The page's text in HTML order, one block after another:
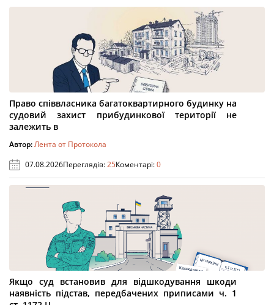
Право співвласника багатоквартирного будинку на
судовий захист прибудинкової території не
залежить в
Автор:Лента от Протокола
07.08.2026Переглядів:25Коментарі:0
Якщо суд встановив для відшкодування шкоди
наявність підстав, передбачених приписами ч. 1